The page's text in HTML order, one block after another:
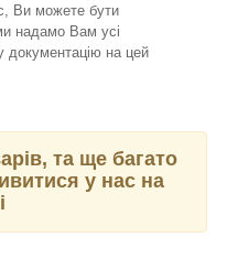
Ви можете бути
надамо Вам усі
документацію на цей
та ще багато
у нас на